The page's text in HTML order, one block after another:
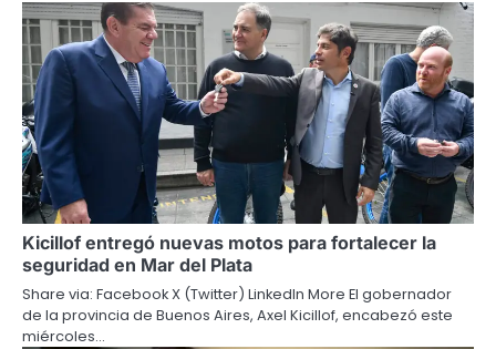
Kicillof entregó nuevas motos para fortalecer la
seguridad en Mar del Plata
Share via: Facebook X (Twitter) LinkedIn More El gobernador
de la provincia de Buenos Aires, Axel Kicillof, encabezó este
miércoles…